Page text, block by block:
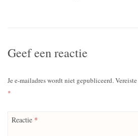
Geef een reactie
Je e-mailadres wordt niet gepubliceerd.
*
Reactie *